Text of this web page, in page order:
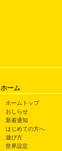
ホーム
ホームトップ
おしらせ
新着通知
はじめての方へ
遊び方
世界設定